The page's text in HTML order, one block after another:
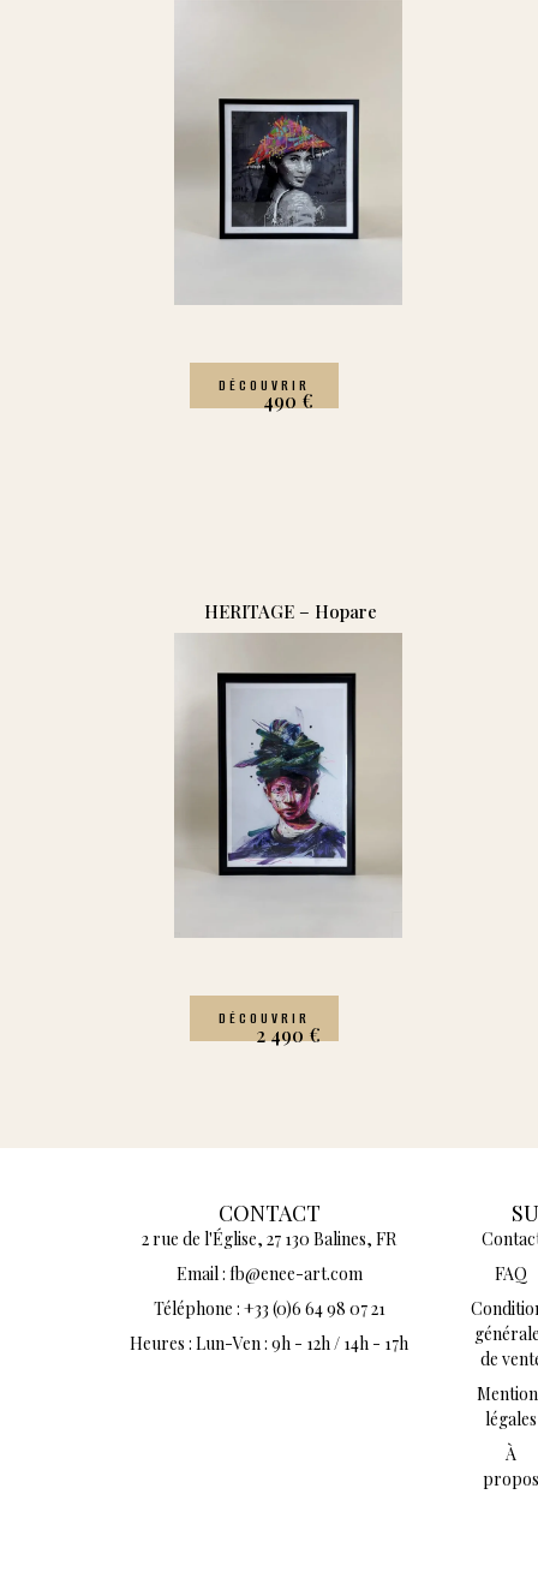
DÉCOUVRIR
490 €
HERITAGE – Hopare
DÉCOUVRIR
2 490 €
FAQ
de
légales
À
CONTACT
2 rue de l'Église, 27 130 Balines, FR
Email : fb@enee-art.com
Téléphone : +33 (0)6 64 98 07 21
Heures : Lun-Ven : 9h - 12h / 14h - 17h